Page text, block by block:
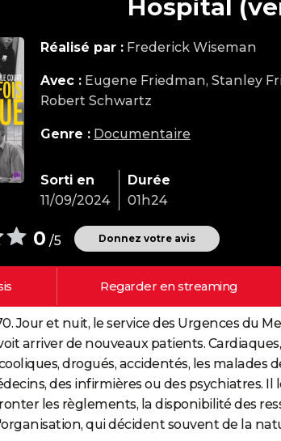
Hospital
Réalisé par : Frederick Wiseman
Avec : Eugene Friedman, Stanley
Robert Schwartz
Genre : Documentaire
Sorti en
11/09/2024
Durée
01h24
0 /5 Donnez votre avis
Regarder enstreaming
Jour et nuit, le service des Urgences du
arriver de nouveaux patients.
drogués, accidentés, les malades
des infirmières ou des psychiatres. Il
les règlements, la disponibilité des
qui décident souvent de la